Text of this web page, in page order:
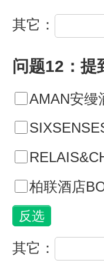
其它：
问题12：提
AMAN安缦
柏联酒店
其它：